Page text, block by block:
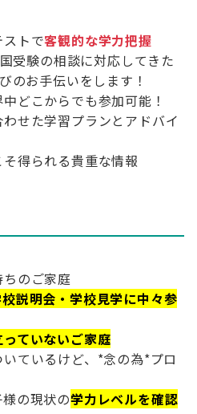
ストで客観的な学力把握
受験の相談に対応してきた
のお手伝いをします！
どこからでも参加可能！
せた学習プランとアドバイ
得られる貴重な情報
のご家庭
説明会・学校見学に中々参
ていないご家庭
ているけど、*念の為*プロ
の現状の学力レベルを確認